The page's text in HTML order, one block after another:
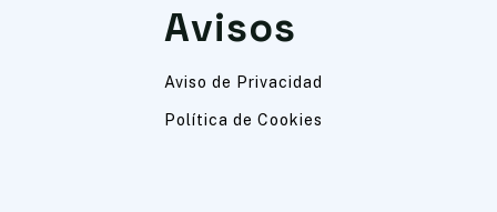
Avisos
Aviso de Privacidad
Política de Cookies